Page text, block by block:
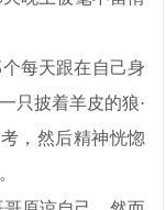
每天跟在自己身
只披着羊皮的狼·
，然后精神恍惚